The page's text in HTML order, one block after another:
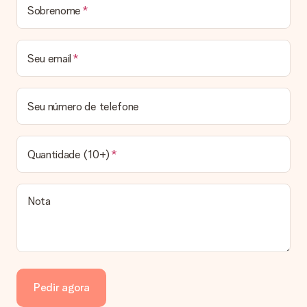
Prazo de entrega, opções de entrega e portes
de envio
Posso escolher uma data específica para entrega?
Infelizmente, não é possível escolher uma data específica
para entrega. Assim que concluirmos o seu pedido, uma
confirmação com as datas estimadas de entrega ser-lhe-á
enviada por email. Assim que o seu pedido for expedido, a
transportadora ficará encarregada de entregar o mesmo.
Qual é o prazo de entrega e quando recebo o meu
presente?
Todos os prazos de entrega podem ser encontrados na
página do produto em questão. Vale lembrar que estas datas
Quais opções de entrega posso escolher?
Infelizmente, ainda não é possível escolher uma opção de
entrega. Todos os pedidos são enviados numa caixa ou num
envelope de cartão. Gostaria de saber em qual opção o seu
Sobrenome
Seu email
Seu número de telefone
Quantidade (10+)
Nota
Pedir agora